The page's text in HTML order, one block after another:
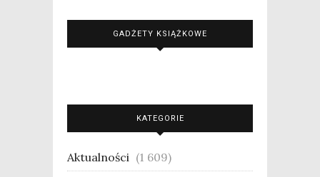
GADŻETY KSIĄŻKOWE
KATEGORIE
Aktualności (1 609)